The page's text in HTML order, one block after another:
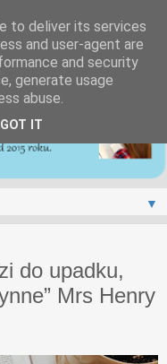
▼
do upadku,
Mrs Henry
to deliver its services
and user-agent are
and security
generate usage
abuse.
GOT IT